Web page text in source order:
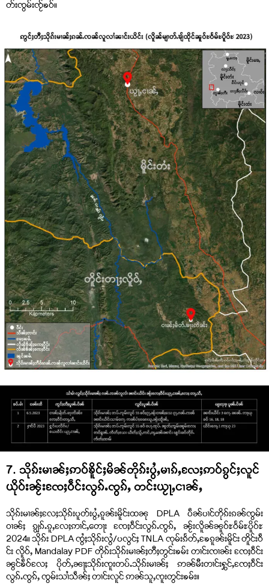
တ်းၸွမ်းၸႂ်ၶဝ်။
7. သိုၵ်းမၢၼ်ႈဢဝ်ၶိူင်ႈမိၼ်တိုၵ်းပွႆႇမၢၵ်ႇလႄႈဢဝ်ၵွင်ႈလူင်
ယိုဝ်းၼႂ်းၸႄႈဝဵင်းလွၵ်ႉၸွၵ်ႇ တင်းယႂႃႇငၢၼ်ႇ
သိုၵ်းမၢၼ်ႈလႄႈသိုၵ်းပူတ်းပွႆႇၵူၼ်းမိူင်းထၼု DPLA ပဵၼ်ပၢင်တိုၵ်းၵၼ်ၸွမ်း
ဝၢၼ်ႈ ၵျွၵ်ႉၵူႇလႄႈဢၢင်ႇတေႃး ၸႄႈဝဵင်းလွၵ်ႉၸွၵ်ႇ ၼႂ်းလိူၼ်ၼူဝ်ႊဝႅမ်ႊပိူဝ်ႊ
2024။ သိုၵ်း DPLA ၸွႆႈသိုၵ်းလွႆ/ပလွင်ႈ TNLA ၸုမ်းၵႅတ်ႇၶႄၵူၼ်းမိူင်း တိူင်းဝဵ
င်း လိူဝ်ႇ Mandalay PDF တိုၵ်းသိုၵ်းမၢၼ်ႈတီႈတွင်းၶမ်း တၢင်းၸၢၼ်း ၸႄႈဝဵင်း
ၼွင်ၶဵဝ်လႄႈ ပိုတ်ႇၼႃႈသိုၵ်းၸူးတပ်ႉသိုၵ်းမၢၼ်ႈ ဢၼ်မီးတၢင်းႁွင်ႇၸႄႈဝဵင်း
လွၵ်ႉၸွၵ်ႇ ၸွမ်းသၢႆသဵၼ်ႈ တၢင်းလူင် ဢၼ်သူႇၸူးတွင်းၶမ်း။